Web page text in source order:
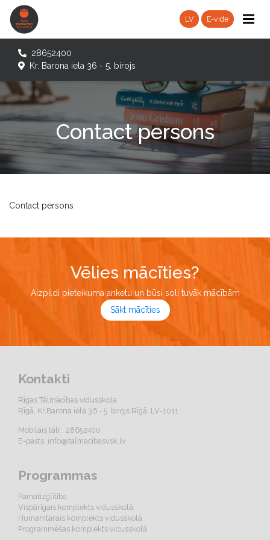
LV E-vide
28652400
Kr. Barona iela 36 - 5. birojs
Contact persons
Contact persons
Vēlies mācīties?
Aizpildi pieteikuma anketu un būsi soli tuvāk mācībām
Sākt mācīties
Kontakti
Rīgas Tālmācības vidusskola
Rīgā, Kr.Barona iela 36 - 5. birojs Rīgā, LV-1011
Mobilais tālr.: 28652400
E-pasts: info@talmacibasvsk.lv
Programmas
Pamatizglītība
Vispārīgais komplekts vidusskolā
Humanitārais komplekts vidusskolā
Programmēšas komplekts vidusskolā